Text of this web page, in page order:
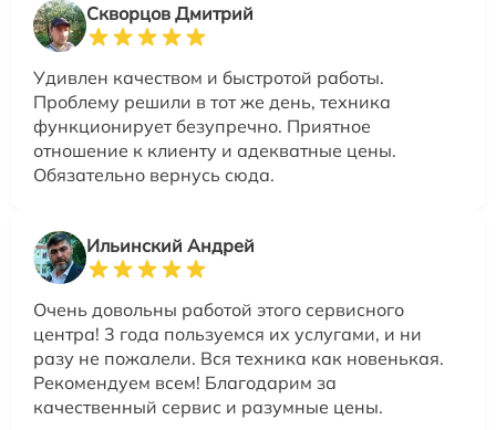
Скворцов Дмитрий
Удивлен качеством и быстротой работы.
Проблему решили в тот же день, техника
функционирует безупречно. Приятное
отношение к клиенту и адекватные цены.
Обязательно вернусь сюда.
Ильинский Андрей
Очень довольны работой этого сервисного
центра! 3 года пользуемся их услугами, и ни
разу не пожалели. Вся техника как новенькая.
Рекомендуем всем! Благодарим за
качественный сервис и разумные цены.